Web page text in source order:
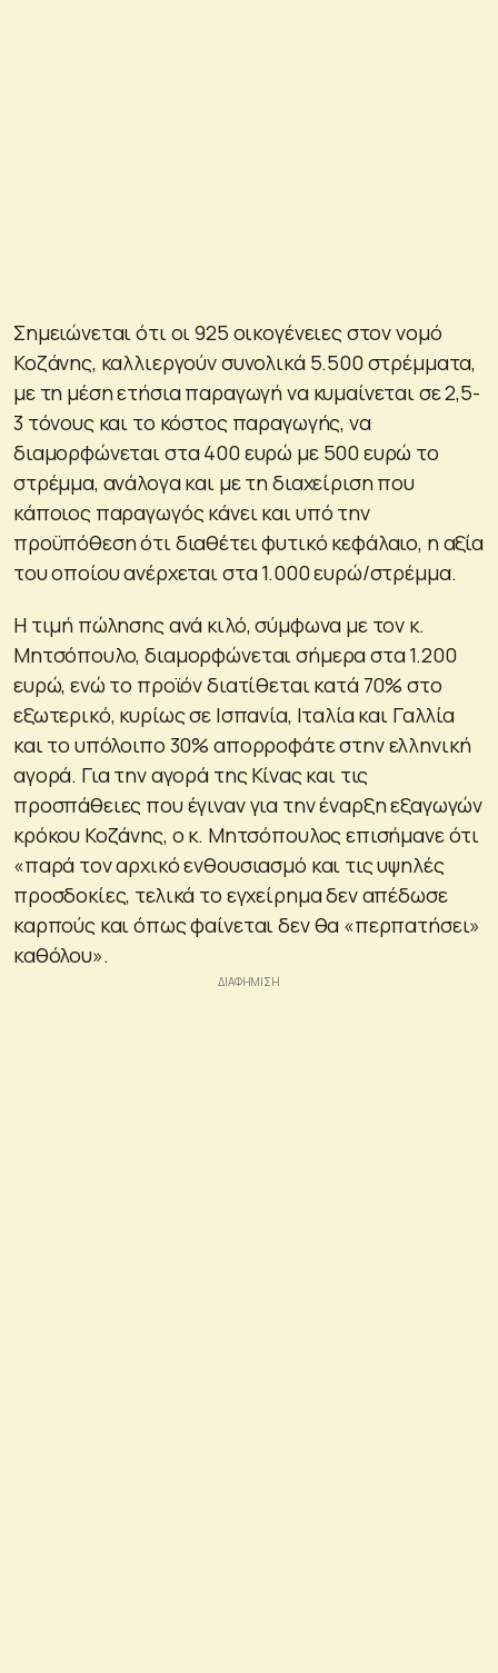
Σημειώνεται ότι οι 925 οικογένειες στον νομό
Κοζάνης, καλλιεργούν συνολικά 5.500 στρέμματα,
με τη μέση ετήσια παραγωγή να κυμαίνεται σε 2,5-
3 τόνους και το κόστος παραγωγής, να
διαμορφώνεται στα 400 ευρώ με 500 ευρώ το
στρέμμα, ανάλογα και με τη διαχείριση που
κάποιος παραγωγός κάνει και υπό την
προϋπόθεση ότι διαθέτει φυτικό κεφάλαιο, η αξία
του οποίου ανέρχεται στα 1.000 ευρώ/στρέμμα.
Η τιμή πώλησης ανά κιλό, σύμφωνα με τον κ.
Μητσόπουλο, διαμορφώνεται σήμερα στα 1.200
ευρώ, ενώ το προϊόν διατίθεται κατά 70% στο
εξωτερικό, κυρίως σε Ισπανία, Ιταλία και Γαλλία
και το υπόλοιπο 30% απορροφάτε στην ελληνική
αγορά. Για την αγορά της Κίνας και τις
προσπάθειες που έγιναν για την έναρξη εξαγωγών
κρόκου Κοζάνης, ο κ. Μητσόπουλος επισήμανε ότι
«παρά τον αρχικό ενθουσιασμό και τις υψηλές
προσδοκίες, τελικά το εγχείρημα δεν απέδωσε
καρπούς και όπως φαίνεται δεν θα «περπατήσει»
καθόλου».